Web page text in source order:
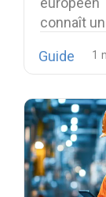
connaît
Guide